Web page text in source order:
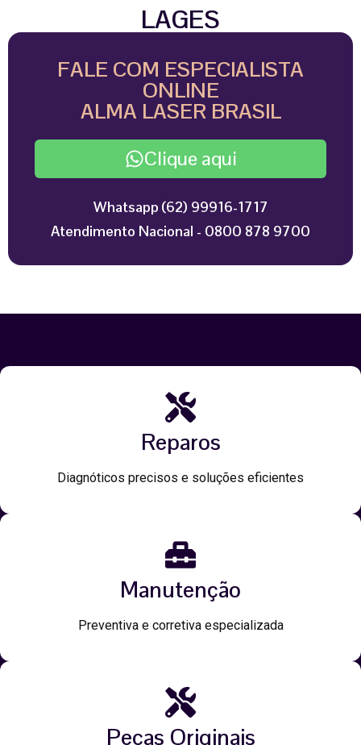
LAGES
FALE COM ESPECIALISTA
ONLINE
ALMA LASER BRASIL
Clique aqui
Whatsapp (62) 99916-1717
Atendimento Nacional - 0800 878 9700
Reparos
Diagnóticos precisos e soluções eficientes
Manutenção
Preventiva e corretiva especializada
Peças Originais